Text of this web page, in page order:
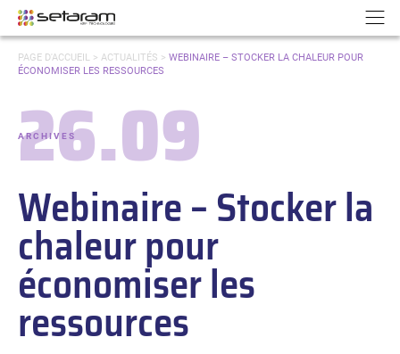
Aller au contenu
VOUS
ÊTES
PAGE D'ACCUEIL> ACTUALITÉS > WEBINAIRE – STOCKER LA CHALEUR POUR
ÉCONOMISER LES RESSOURCES
Webinaire – Stocker la
chaleur pour
économiser les
ressources
Date :
26.09
ARCHIVES
Panneau de gestion des cookies